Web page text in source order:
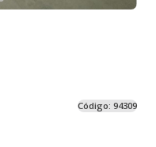
Código: 94309